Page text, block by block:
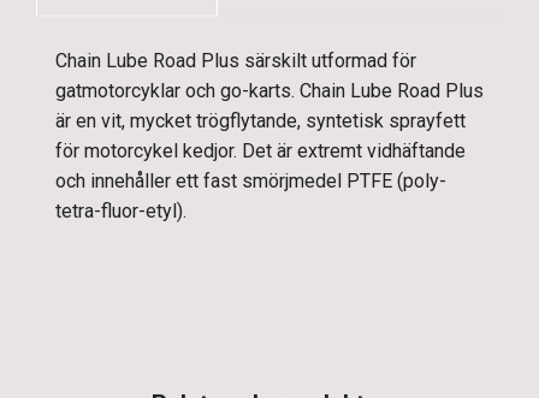
Chain Lube Road Plus särskilt utformad för
gatmotorcyklar och go-karts. Chain Lube Road Plus
är en vit, mycket trögflytande, syntetisk sprayfett
för motorcykel kedjor. Det är extremt vidhäftande
och innehåller ett fast smörjmedel PTFE (poly-
tetra-fluor-etyl).